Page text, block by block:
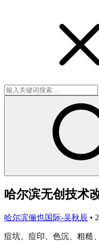
哈尔滨无创技术
哈尔滨俪也国际-吴秋辰 •
痘坑、痘印、色沉、粗糙